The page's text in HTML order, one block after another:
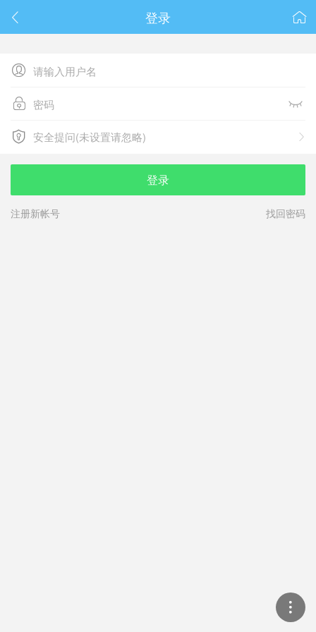
 
登录

 
 
安全提问(未设置请忽略)
安全提问(未设置请忽略)
登录
注册新帐号 找回密码